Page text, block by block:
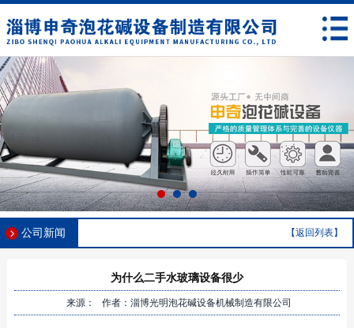
公司新闻 【返回列表】
为什么二手水玻璃设备很少
来源： 作者：淄博光明泡花碱设备机械制造有限公司